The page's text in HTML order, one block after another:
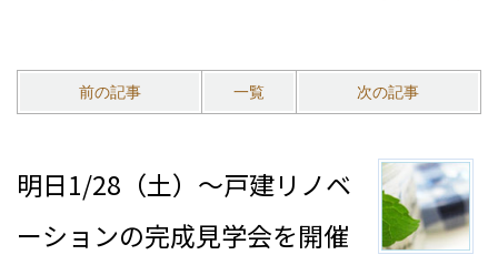
前の記事 一覧 次の記事
明日1/28（土）～戸建リノベ
ーションの完成見学会を開催